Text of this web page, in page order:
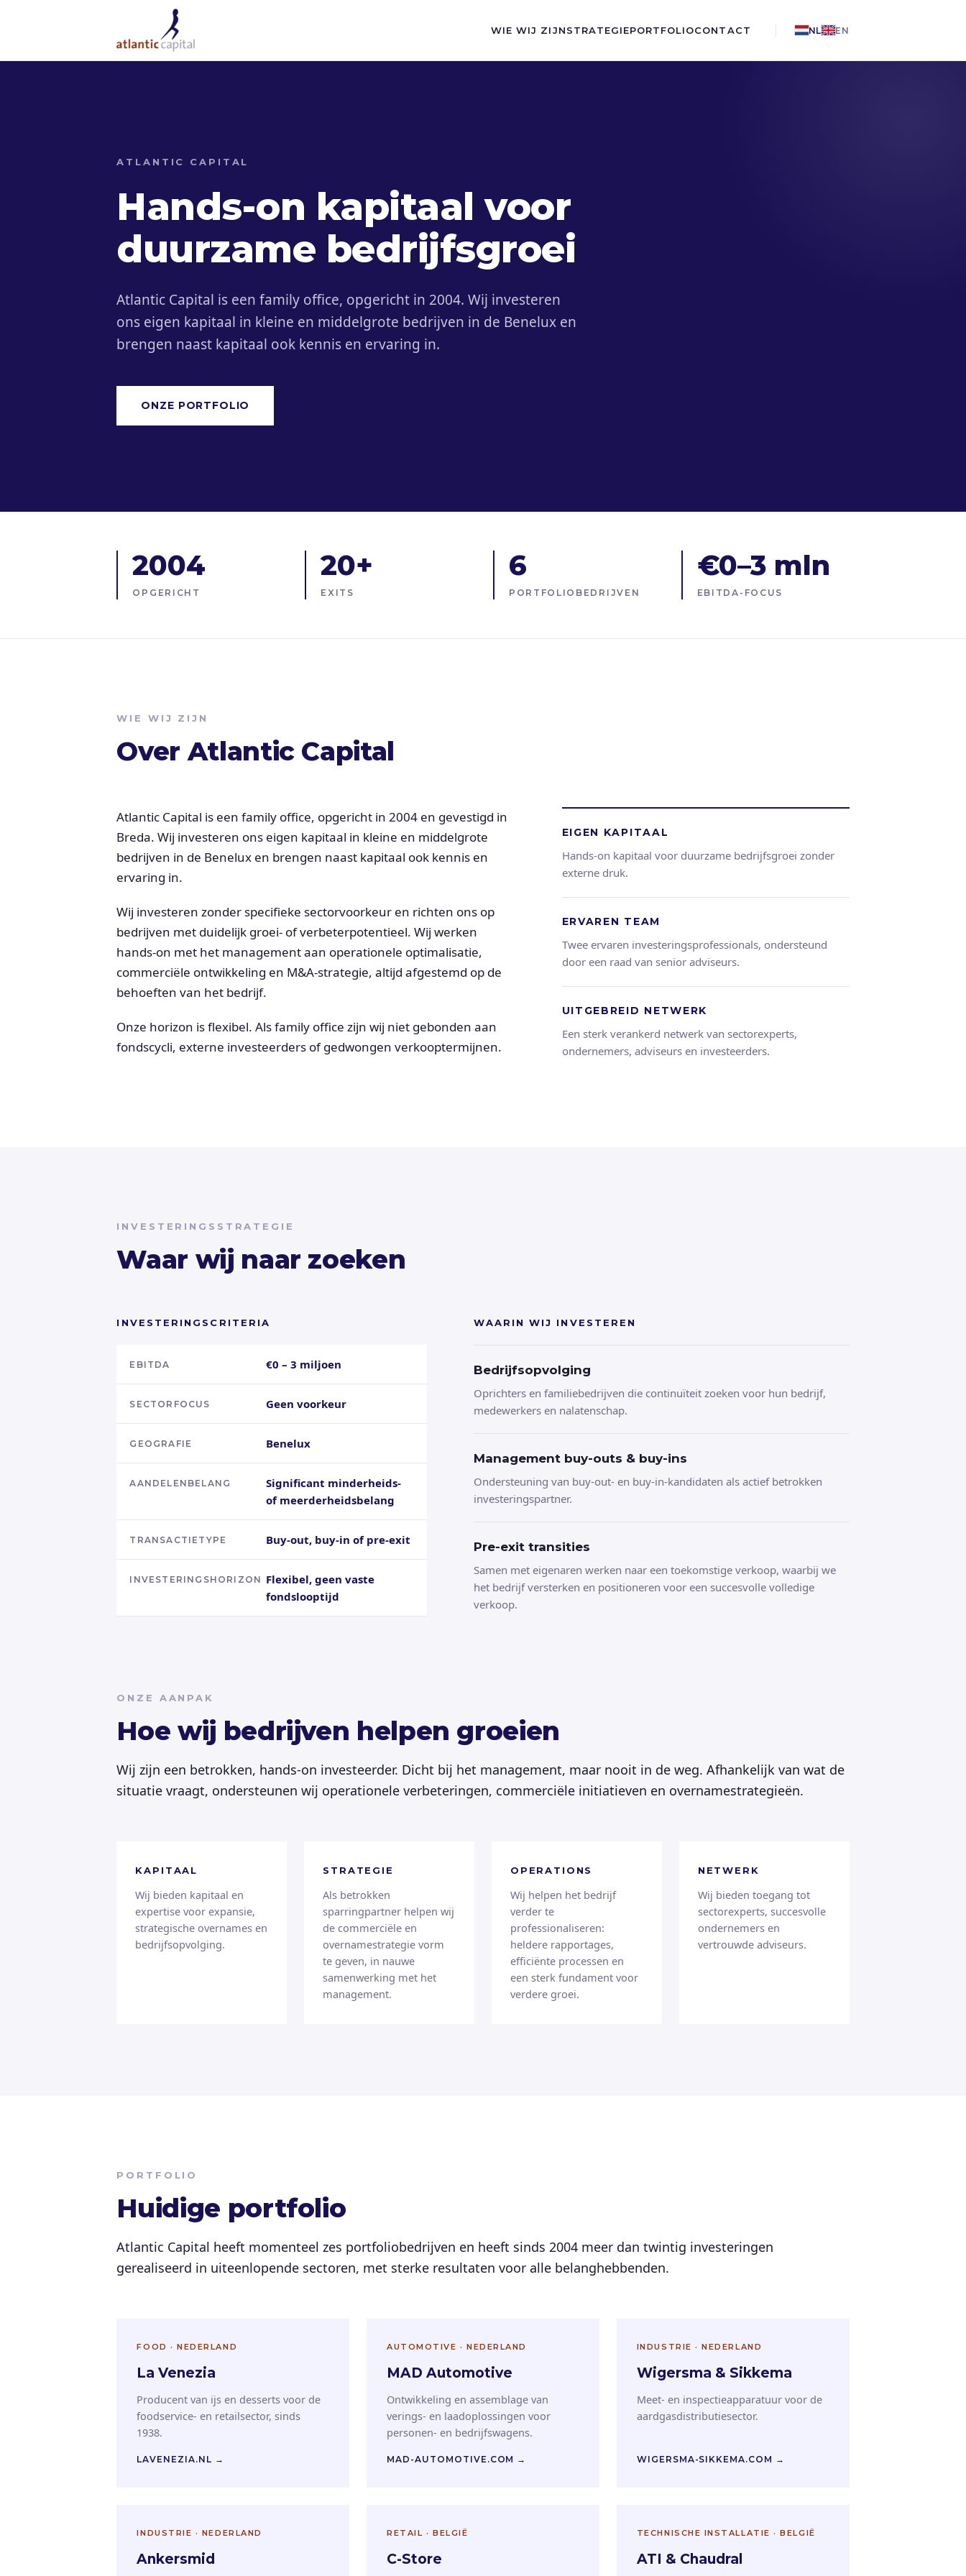
WIE WIJ ZIJNSTRATEGIEPORTFOLIOCONTACT NL EN
ATLANTIC CAPITAL
Hands-on kapitaal voor
duurzame bedrijfsgroei
Atlantic Capital is een family office, opgericht in 2004. Wij investeren
ons eigen kapitaal in kleine en middelgrote bedrijven in de Benelux en
brengen naast kapitaal ook kennis en ervaring in.
ONZE PORTFOLIO
2004
OPGERICHT
20+
EXITS
6
PORTFOLIOBEDRIJVEN
€0–3 mln
EBITDA-FOCUS
WIE WIJ ZIJN
Over Atlantic Capital
Atlantic Capital is een family office, opgericht in 2004 en gevestigd in
Breda. Wij investeren ons eigen kapitaal in kleine en middelgrote
bedrijven in de Benelux en brengen naast kapitaal ook kennis en
ervaring in.
Wij investeren zonder specifieke sectorvoorkeur en richten ons op
bedrijven met duidelijk groei- of verbeterpotentieel. Wij werken
hands-on met het management aan operationele optimalisatie,
commerciële ontwikkeling en M&A-strategie, altijd afgestemd op de
behoeften van het bedrijf.
Onze horizon is flexibel. Als family office zijn wij niet gebonden aan
fondscycli, externe investeerders of gedwongen verkooptermijnen.
EIGEN KAPITAAL
Hands-on kapitaal voor duurzame bedrijfsgroei zonder
externe druk.
ERVAREN TEAM
Twee ervaren investeringsprofessionals, ondersteund
door een raad van senior adviseurs.
UITGEBREID NETWERK
Een sterk verankerd netwerk van sectorexperts,
ondernemers, adviseurs en investeerders.
INVESTERINGSSTRATEGIE
Waar wij naar zoeken
INVESTERINGSCRITERIA
EBITDA €0 – 3 miljoen
SECTORFOCUS Geen voorkeur
GEOGRAFIE Benelux
AANDELENBELANG
Significant minderheids-
of meerderheidsbelang
TRANSACTIETYPE Buy-out, buy-in of pre-exit
INVESTERINGSHORIZON Flexibel, geen vaste
fondslooptijd
WAARIN WIJ INVESTEREN
Bedrijfsopvolging
Oprichters en familiebedrijven die continuïteit zoeken voor hun bedrijf,
medewerkers en nalatenschap.
Management buy-outs & buy-ins
Ondersteuning van buy-out- en buy-in-kandidaten als actief betrokken
investeringspartner.
Pre-exit transities
Samen met eigenaren werken naar een toekomstige verkoop, waarbij we
het bedrijf versterken en positioneren voor een succesvolle volledige
verkoop.
ONZE AANPAK
Hoe wij bedrijven helpen groeien
Wij zijn een betrokken, hands-on investeerder. Dicht bij het management, maar nooit in de weg. Afhankelijk van wat de
situatie vraagt, ondersteunen wij operationele verbeteringen, commerciële initiatieven en overnamestrategieën.
KAPITAAL
Wij bieden kapitaal en
expertise voor expansie,
strategische overnames en
bedrijfsopvolging.
STRATEGIE
Als betrokken
sparringpartner helpen wij
de commerciële en
overnamestrategie vorm
te geven, in nauwe
samenwerking met het
management.
OPERATIONS
Wij helpen het bedrijf
verder te
professionaliseren:
heldere rapportages,
efficiënte processen en
een sterk fundament voor
verdere groei.
NETWERK
Wij bieden toegang tot
sectorexperts, succesvolle
ondernemers en
vertrouwde adviseurs.
PORTFOLIO
Huidige portfolio
Atlantic Capital heeft momenteel zes portfoliobedrijven en heeft sinds 2004 meer dan twintig investeringen
gerealiseerd in uiteenlopende sectoren, met sterke resultaten voor alle belanghebbenden.
FOOD · NEDERLAND
La Venezia
Producent van ijs en desserts voor de
foodservice- en retailsector, sinds
1938.
LAVENEZIA.NL →
AUTOMOTIVE · NEDERLAND
MAD Automotive
Ontwikkeling en assemblage van
verings- en laadoplossingen voor
personen- en bedrijfswagens.
MAD-AUTOMOTIVE.COM →
INDUSTRIE · NEDERLAND
Wigersma & Sikkema
Meet- en inspectieapparatuur voor de
aardgasdistributiesector.
WIGERSMA-SIKKEMA.COM →
INDUSTRIE · NEDERLAND
Ankersmid
RETAIL · BELGIË
C-Store
TECHNISCHE INSTALLATIE · BELGIË
ATI & Chaudral